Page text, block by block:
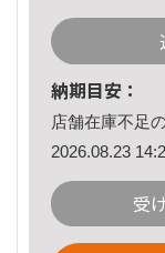
納期目安：
店舗在庫不足
2026.08.23
受